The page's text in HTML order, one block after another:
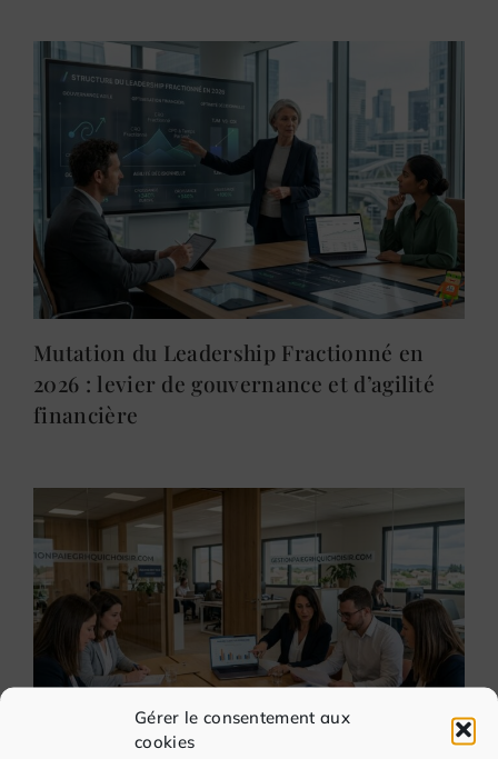
Gérer le consentement aux
cookies
Mutation du Leadership Fractionné en
2026 : levier de gouvernance et d’agilité
financière